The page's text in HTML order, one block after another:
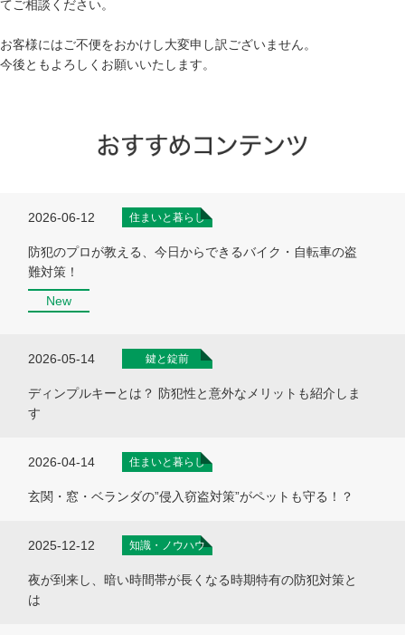
てご相談ください。
お客様にはご不便をおかけし大変申し訳ございません。
今後ともよろしくお願いいたします。
2026-06-12 住まいと暮らし
防犯のプロが教える、今日からできるバイク・自転車の盗
難対策！
New
2026-05-14 鍵と錠前
ディンプルキーとは？ 防犯性と意外なメリットも紹介しま
す
2026-04-14 住まいと暮らし
玄関・窓・ベランダの”侵入窃盗対策”がペットも守る！？
2025-12-12 知識・ノウハウ
夜が到来し、暗い時間帯が長くなる時期特有の防犯対策と
は